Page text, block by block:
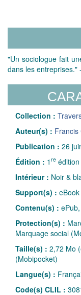
"Un sociologue fait
dans les entreprises." -
Collection :
Auteur(s) : Francis
Publication : 26
Édition : 1 re édition
Intérieur : Noir &
Support(s) :
Contenu(s) :
Protection(s) :
Marquage social
Taille(s) : 2,72 Mo
(Mobipocket)
Langue(s) :
Code(s) CLIL :